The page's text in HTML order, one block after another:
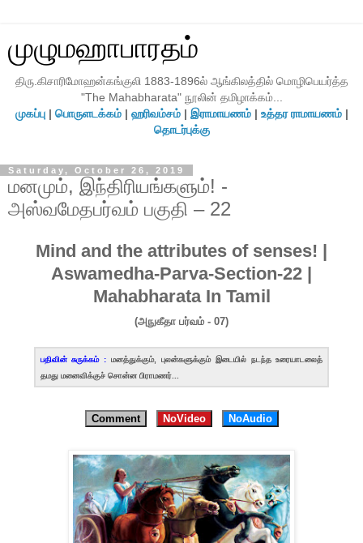
முழுமஹாபாரதம்
திரு.கிசாரிமோஹன்கங்குலி 1883-1896ல் ஆங்கிலத்தில் மொழிபெயர்த்த
"The Mahabharata" நூலின் தமிழாக்கம்...
முகப்பு| பொருளடக்கம்| ஹரிவம்சம்| இராமாயணம்| உத்தர ராமாயணம்|
தொடர்புக்கு
Saturday, October 26, 2019
மனமும், இந்திரியங்களும்! -
அஸ்வமேதபர்வம் பகுதி – 22
Mind and the attributes of senses! |
Aswamedha-Parva-Section-22 |
Mahabharata In Tamil
(அநுகீதா பர்வம் - 07)
பதிவின் சுருக்கம் : மனத்துக்கும், புலன்களுக்கும் இடையில் நடந்த உரையாடலைத்
தமது மனைவிக்குச் சொன்ன பிராமணர்...
Comment NoVideo NoAudio